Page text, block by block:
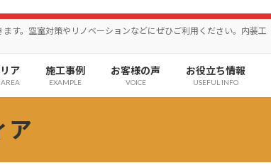
す。空室対策やリノベーションなどにぜひご利用ください。内装工
ア 施工事例
EXAMPLE
お客様の声
VOICE
お役立ち情報
USEFUL INFO
ア